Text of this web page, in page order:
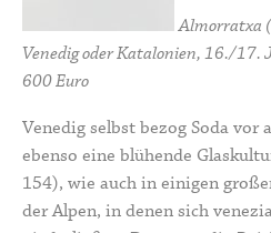
Almorratxa
Venedig oder Katalonien, 16./17.
600 Euro
Venedig selbst bezog Soda vor
ebenso eine blühende
154), wie auch in einigen
der Alpen, in denen sich